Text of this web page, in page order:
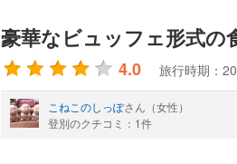
豪華なビュッフェ形式の
4.0 旅行時期：
こねこのしっぽさん（女性）
登別のクチコミ：1件